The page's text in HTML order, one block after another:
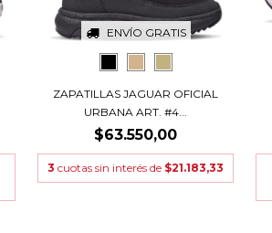
ENVÍO GRATIS
ZAPATILLAS JAGUAR OFICIAL
URBANA ART. #4...
$63.550,00
3 cuotas sin interés de $21.183,33